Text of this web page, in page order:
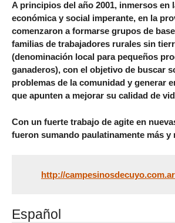
A principios del año 2001, inmersos en
económica y social imperante, en la
comenzaron a formarse grupos de
familias de trabajadores rurales sin
(denominación local para pequeños
ganaderos), con el objetivo de buscar
problemas de la comunidad y generar
que apunten a mejorar su calidad de
Con un fuerte trabajo de agite en
fueron sumando paulatinamente más y
http://
Español